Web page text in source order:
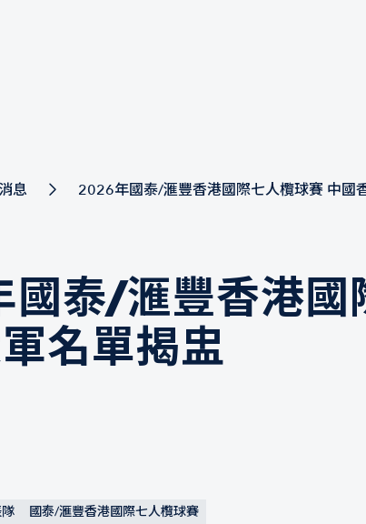
息 2026年國泰/滙豐香港國際七人欖球賽 中國
國泰/滙豐香港國
名單揭盅
國泰/滙豐香港國際七人欖球賽